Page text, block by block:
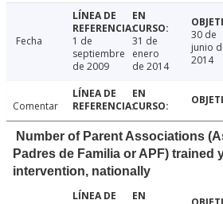
Fecha
1 de
septiembre
de 2009
31 de
enero
de 2014
30 de
junio
2014
Comentar
Number of Parent Associations
Padres de Familia or APF) trained
intervention, nationally